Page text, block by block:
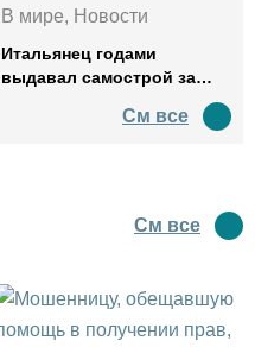
В мире, Новости
Итальянец годами
выдавал самострой за
водил туда туристов
См все
См все